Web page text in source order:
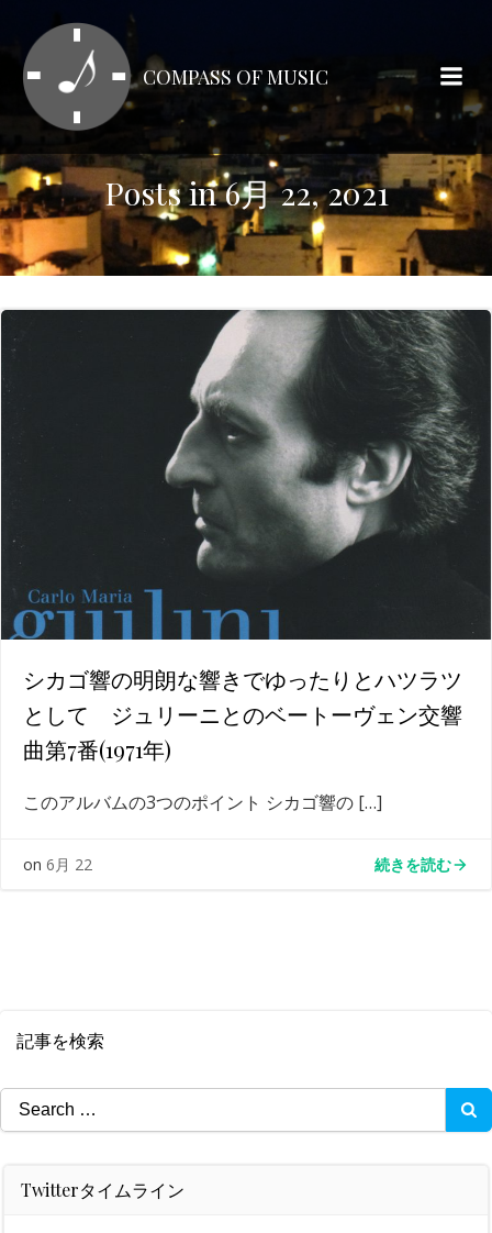
テ
ン
ツ
ス
キ
ッ
プ
COMPASS OF MUSIC
Posts in 6月 22, 2021
シカゴ響の明朗な響きでゆったりとハツラツ
として ジュリーニとのベートーヴェン交響
曲第7番(1971年)
このアルバムの3つのポイント シカゴ響の […]
on 6月 22 続きを読む
記事を検索
Search
for:
Twitterタイムライン